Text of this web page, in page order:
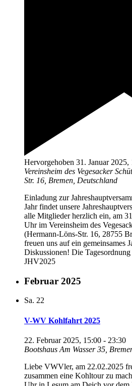
Hervorgehoben 31. Januar 2025,
Vereinsheim des Vegesacker
Str. 16, Bremen, Deutschland
Einladung zur
Jahr findet unsere
alle Mitglieder herzlich ein, am
Uhr im Vereinsheim des
(Hermann-Löns-Str. 16, 28755
freuen uns auf ein gemeinsames
Diskussionen! Die
JHV2025
Februar 2025
Sa. 22
V-WV Kohlfahrt 2025
22. Februar 2025, 15:00 - 23:30
Bootshaus Am Wasser 35,
Liebe VWVler, am 22.02.2025
zusammen eine Kohltour zu